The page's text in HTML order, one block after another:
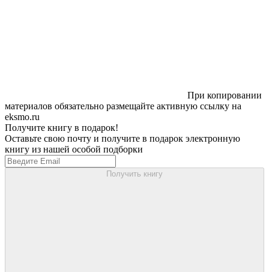
При копировании
материалов обязательно размещайте активную ссылку на
eksmo.ru
Получите книгу в подарок!
Оставьте свою почту и получите в подарок электронную
книгу из нашей особой подборки
Получить книгу